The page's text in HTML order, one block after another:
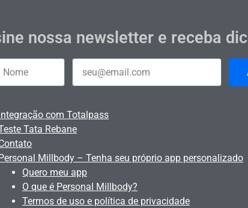
nossa newsletter e receba
Integração com Totalpass
Tata Rebane
Personal Millbody – Tenha seu próprio app personalizado
Quero meu app
O que é Personal Millbody?
Termos de uso e política de privacidade